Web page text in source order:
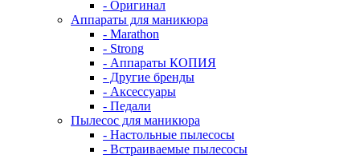
- Оригинал
Аппараты для маникюра
- Marathon
- Strong
- Аппараты КОПИЯ
- Другие бренды
- Аксессуары
- Педали
Пылесос для маникюра
- Настольные пылесосы
- Встраиваемые пылесосы